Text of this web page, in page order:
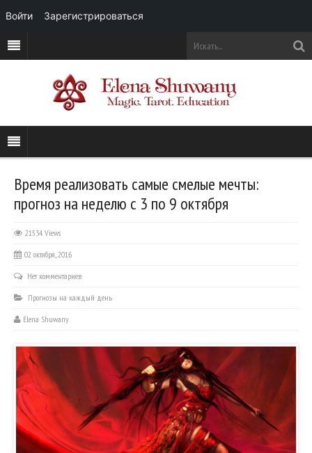
Время реализовать самые смелые мечты:
прогноз на неделю с 3 по 9 октября
21534 Views
02 октября, 2016
Нет комментариев
Прогнозы на каждый день
Elena Shuwany
Войти Зарегистрироваться